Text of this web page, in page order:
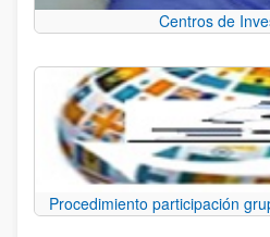
Centros de
Procedimiento participación